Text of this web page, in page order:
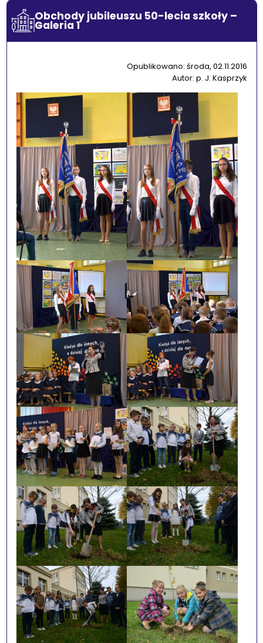
Obchody jubileuszu 50-lecia szkoły –
Galeria 1
Opublikowano: środa, 02.11.2016
Autor: p. J. Kasprzyk